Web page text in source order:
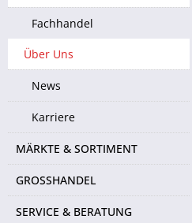
Fachhandel
Über Uns
News
Karriere
MÄRKTE & SORTIMENT
GROSSHANDEL
SERVICE & BERATUNG